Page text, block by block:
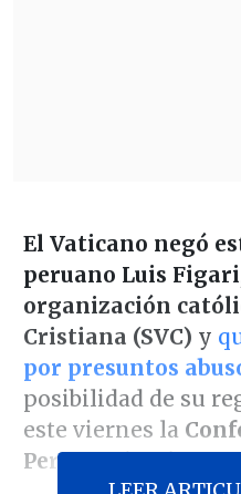
El Vaticano negó
peruano Luis Figari
organización
Cristiana (SVC) y
por presuntos
posibilidad de su
este viernes la
Peruana (CEP).